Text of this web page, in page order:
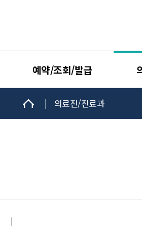
예약/조회/발급
의료진/진료과